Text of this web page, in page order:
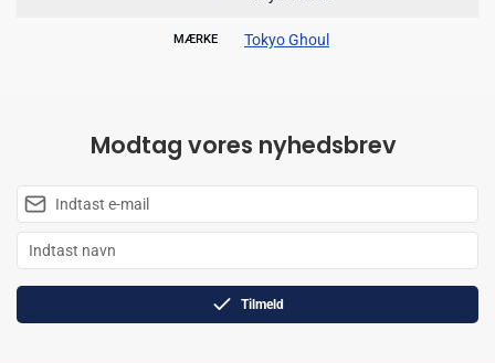
MÆRKE Tokyo Ghoul
Modtag vores nyhedsbrev
Tilmeld